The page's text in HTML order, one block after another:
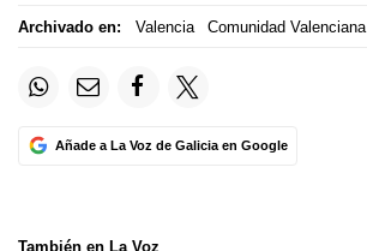
Archivado en: Valencia Comunidad Valenciana
Añade a La Voz de Galicia en Google
También en La Voz